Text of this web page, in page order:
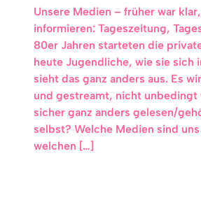
Unsere Medien – früher war
informieren: Tageszeitung,
80er Jahren starteten die
heute Jugendliche, wie sie sich
sieht das ganz anders aus. Es
und gestreamt, nicht unbedingt
sicher ganz anders gelesen/
selbst? Welche Medien sind
welchen […]